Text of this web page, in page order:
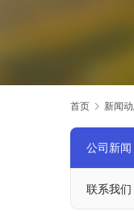
首页 新闻
公司新闻
联系我们